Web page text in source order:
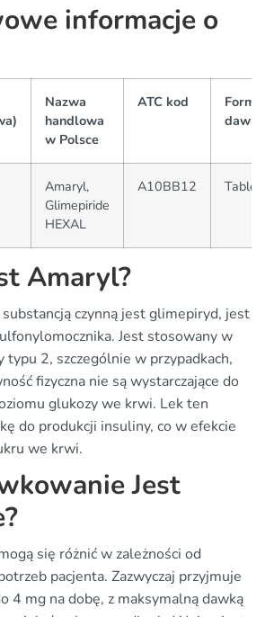
informacje o
Nazwa
handlowa
w Polsce
ATC kod
Formy
Amaryl,
Glimepiride
HEXAL
A10BB12 Tabletki
Amaryl?
czynną jest glimepiryd, jest
Jest stosowany w
typu 2, szczególnie w przypadkach,
fizyczna nie są wystarczające do
glukozy we krwi. Lek ten
do produkcji insuliny, co w efekcie
we krwi.
Jest
się różnić w zależności od
pacjenta. Zazwyczaj przyjmuje
4 mg na dobę, z maksymalną dawką